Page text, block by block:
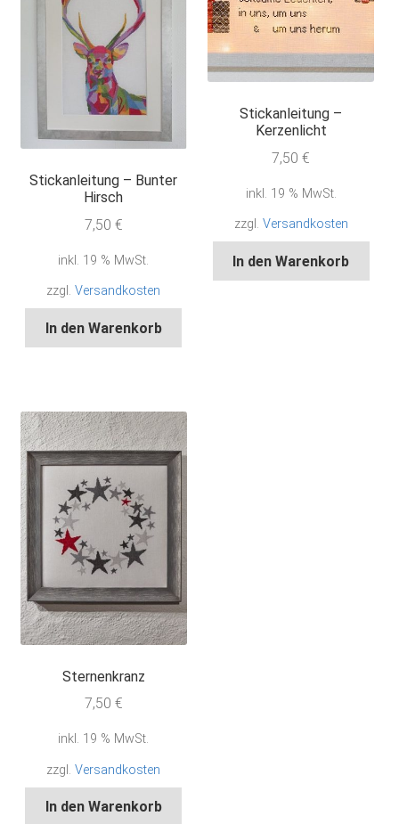
Stickanleitung – Bunter
Hirsch
7,50 €
inkl. 19 % MwSt.
zzgl.Versandkosten
In den Warenkorb
Stickanleitung –
Kerzenlicht
7,50€
inkl. 19 % MwSt.
zzgl. Versandkosten
In den Warenkorb
Sternenkranz
7,50 €
inkl. 19 % MwSt.
zzgl.Versandkosten
In den Warenkorb